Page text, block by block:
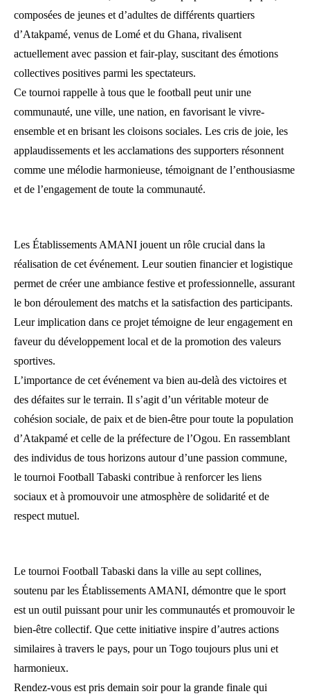
composées de jeunes et d’adultes de différents quartiers
d’Atakpamé, venus de Lomé et du Ghana, rivalisent
actuellement avec passion et fair-play, suscitant des émotions
collectives positives parmi les spectateurs.
Ce tournoi rappelle à tous que le football peut unir une
communauté, une ville, une nation, en favorisant le vivre-
ensemble et en brisant les cloisons sociales. Les cris de joie, les
applaudissements et les acclamations des supporters résonnent
comme une mélodie harmonieuse, témoignant de l’enthousiasme
et de l’engagement de toute la communauté.
Les Établissements AMANI jouent un rôle crucial dans la
réalisation de cet événement. Leur soutien financier et logistique
permet de créer une ambiance festive et professionnelle, assurant
le bon déroulement des matchs et la satisfaction des participants.
Leur implication dans ce projet témoigne de leur engagement en
faveur du développement local et de la promotion des valeurs
sportives.
L’importance de cet événement va bien au-delà des victoires et
des défaites sur le terrain. Il s’agit d’un véritable moteur de
cohésion sociale, de paix et de bien-être pour toute la population
d’Atakpamé et celle de la préfecture de l’Ogou. En rassemblant
des individus de tous horizons autour d’une passion commune,
le tournoi Football Tabaski contribue à renforcer les liens
sociaux et à promouvoir une atmosphère de solidarité et de
respect mutuel.
Le tournoi Football Tabaski dans la ville au sept collines,
soutenu par les Établissements AMANI, démontre que le sport
est un outil puissant pour unir les communautés et promouvoir le
bien-être collectif. Que cette initiative inspire d’autres actions
similaires à travers le pays, pour un Togo toujours plus uni et
harmonieux.
Rendez-vous est pris demain soir pour la grande finale qui